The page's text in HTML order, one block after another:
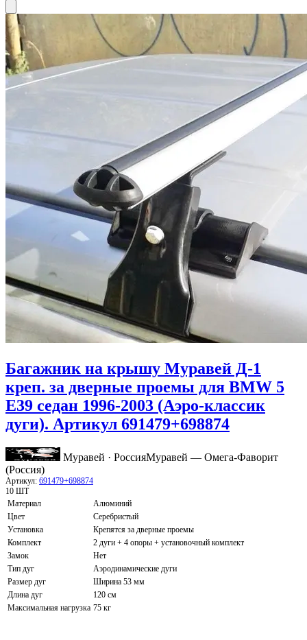
Багажник на крышу Муравей Д-1
креп. за дверные проемы для BMW 5
Е39 седан 1996-2003 (Аэро-классик
дуги). Артикул 691479+698874
Муравей · РоссияМуравей — Омега-Фаворит
(Россия)
Артикул: 691479+698874
10 ШТ
Материал
Алюминий
Цвет
Серебристый
Установка
Крепятся за дверные проемы
Комплект
2 дуги + 4 опоры + установочный комплект
Замок
Нет
Тип дуг
Аэродинамические дуги
Размер дуг
Ширина 53 мм
Длина дуг
120 см
Максимальная нагрузка 75 кг